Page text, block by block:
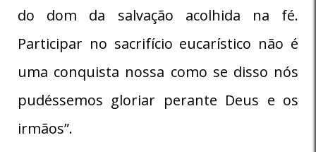
do dom da salvação acolhida na fé.
Participar no sacrifício eucarístico não é
uma conquista nossa como se disso nós
pudéssemos gloriar perante Deus e os
irmãos”.